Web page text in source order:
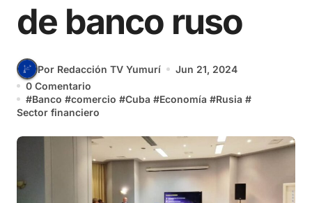
de banco ruso
Por Redacción TV Yumurí
Jun 21, 2024
0 Comentario
#Banco #comercio #Cuba #Economía #Rusia #
Sector financiero